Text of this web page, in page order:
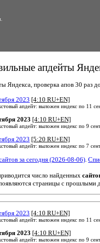
апдейты
Яндекса, проверка апов 30 раз
2023 [4:10 RU+EN]
апдейт: выложен индекс по 11
2023 [4:10 RU+EN]
апдейт: выложен индекс по 9
2023 [5:20 RU+EN]
апдейт: выложен индекс по 7
за сегодня (2026-08-06)
число найденных
страницы с прошлыми
2023 [4:10 RU+EN]
апдейт: выложен индекс по 11
2023 [4:10 RU+EN]
апдейт: выложен индекс по 9